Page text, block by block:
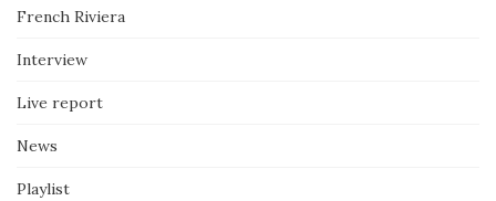
French Riviera
Interview
Live report
News
Playlist